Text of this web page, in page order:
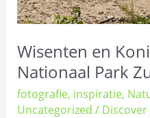
Wisenten en
Nationaal Park
fotografie, inspiratie,
Uncategorized /